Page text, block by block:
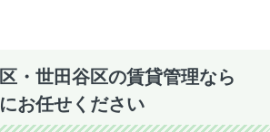
・世田谷区の賃貸管理なら
お任せください